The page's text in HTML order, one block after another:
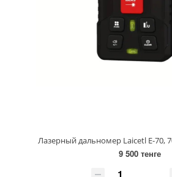
Лазерный дальномер Laicetl E-70,
9 500 тенге